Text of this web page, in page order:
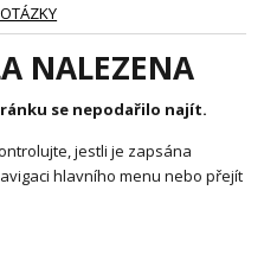
NALEZENA
se nepodařilo najít.
jestli je zapsána
hlavního menu nebo přejít